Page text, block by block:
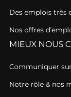
Des emplois très
Nos offres
MIEUX NOUS
Communiquer
Notre rôle & nos